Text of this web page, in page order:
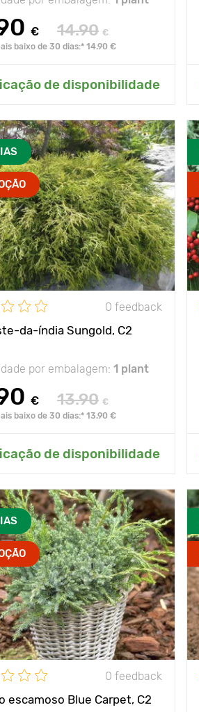
€ 14.90 €
baixo de 30 dias:* 14.90 €
de disponibilidade
ao meu jardim
0 feedback
da-índia Sungold, C2
por embalagem: 1 plant
€ 13.90 €
baixo de 30 dias:* 13.90 €
de disponibilidade
ao meu jardim
0 feedback
escamoso Blue Carpet, C2